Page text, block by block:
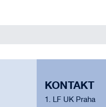
KONTAKT
1. LF UK Praha